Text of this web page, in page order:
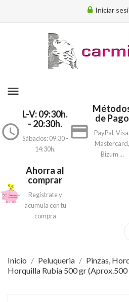
Iniciar
menu
access_time
L-V: 09:30h.
- 20:30h.
Sábados: 09:30 -
14:30h.
payment
de Pago
PayPal, Visa,
Mastercard,
Bizum ...
Ahorra al
comprar
Registrate y
acumula con tu
compra
Inicio Peluqueria Pinzas,
Horquilla Rubia 500 gr (Aprox.500